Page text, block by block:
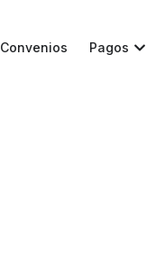
Convenios Pagos